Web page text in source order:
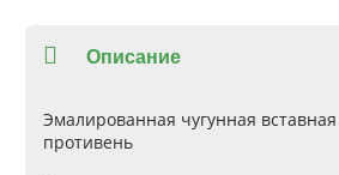
Описание
Эмалированная чугунная
противень